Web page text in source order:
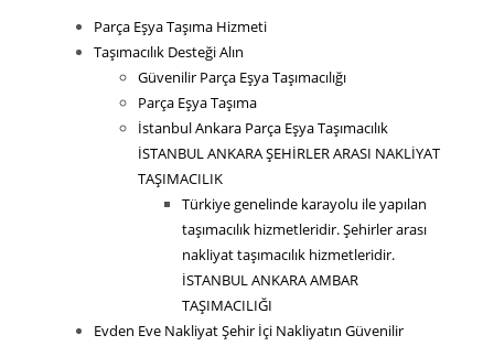
Parça Eşya Taşıma Hizmeti
Taşımacılık Desteği Alın
Güvenilir Parça Eşya Taşımacılığı
Parça Eşya Taşıma
İstanbul Ankara Parça Eşya Taşımacılık
İSTANBUL ANKARA ŞEHİRLER ARASI NAKLİYAT
TAŞIMACILIK
Türkiye genelinde karayolu ile yapılan
taşımacılık hizmetleridir. Şehirler arası
nakliyat taşımacılık hizmetleridir.
İSTANBUL ANKARA AMBAR
TAŞIMACILIĞI
Evden Eve Nakliyat Şehir İçi Nakliyatın Güvenilir